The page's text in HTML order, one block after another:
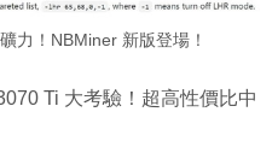
力！NBMiner 新版登場！
Ti 大考驗！超高性價比中